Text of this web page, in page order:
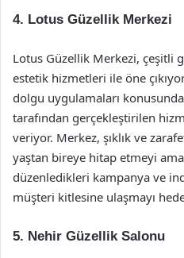
4. Lotus Güzellik Merkezi
Lotus Güzellik Merkezi, çeşitli
estetik hizmetleri ile öne
dolgu uygulamaları
tarafından gerçekleştirilen
veriyor. Merkez, şıklık ve
yaştan bireye hitap etmeyi
düzenledikleri kampanya ve
müşteri kitlesine ulaşmayı
5. Nehir Güzellik Salonu